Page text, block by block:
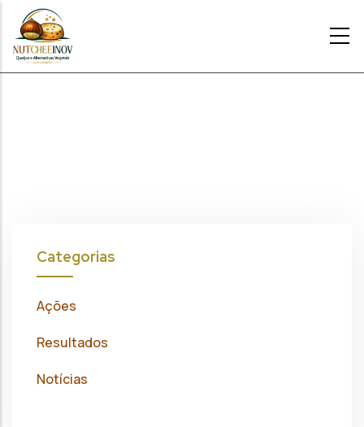
Passar para o conteúdo principal
Categorias
Ações
Resultados
Notícias